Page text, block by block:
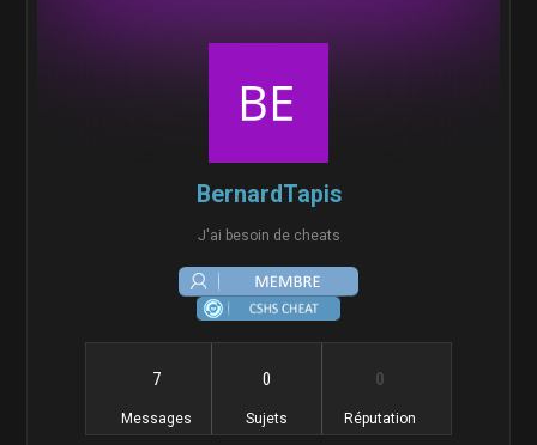
BernardTapis
J'ai besoin de cheats
7
Messages
0
Sujets
0
Réputation